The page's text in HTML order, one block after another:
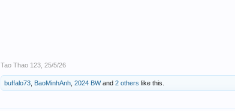
Tao Thao 123 25/5/26
buffalo73 BaoMinhAnh 2024 BWand 2 others like this.